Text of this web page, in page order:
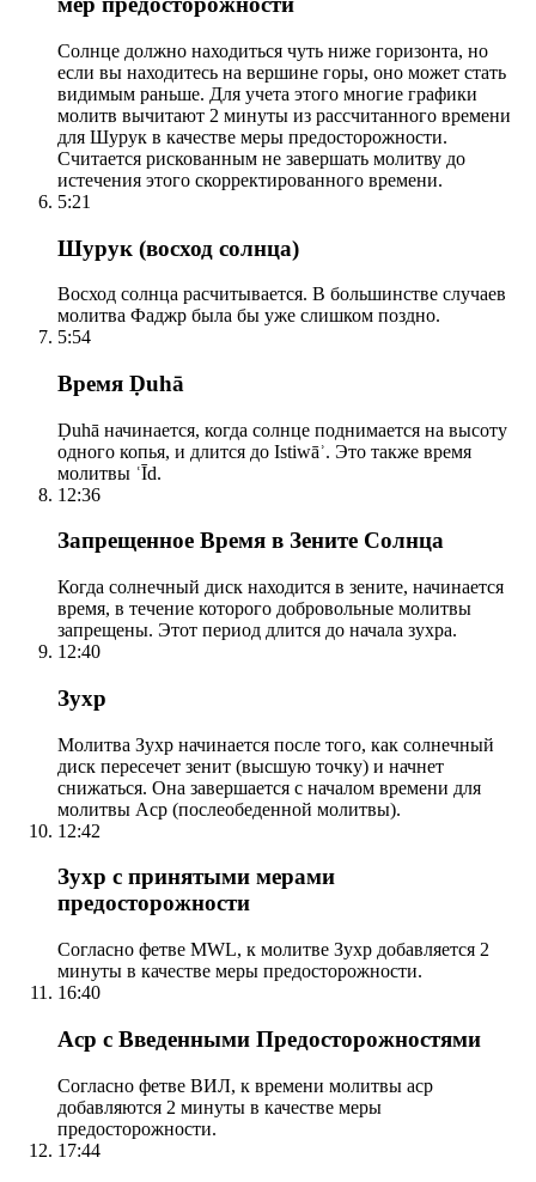
Солнце должно находиться чуть ниже горизонта, но
если вы находитесь на вершине горы, оно может стать
видимым раньше. Для учета этого многие графики
молитв вычитают 2 минуты из рассчитанного времени
для Шурук в качестве меры предосторожности.
Считается рискованным не завершать молитву до
истечения этого скорректированного времени.
5:21
Шурук (восход солнца)
Восход солнца расчитывается. В большинстве случаев
молитва Фаджр была бы уже слишком поздно.
5:54
Время Ḍuhā
Ḍuhā начинается, когда солнце поднимается на высоту
одного копья, и длится до Istiwāʾ. Это также время
молитвы ʿĪd.
12:36
Запрещенное Время в Зените Солнца
Когда солнечный диск находится в зените, начинается
время, в течение которого добровольные молитвы
запрещены. Этот период длится до начала зухра.
12:40
Зухр
Молитва Зухр начинается после того, как солнечный
диск пересечет зенит (высшую точку) и начнет
снижаться. Она завершается с началом времени для
молитвы Аср (послеобеденной молитвы).
12:42
Зухр с принятыми мерами
предосторожности
Согласно фетве MWL, к молитве Зухр добавляется 2
минуты в качестве меры предосторожности.
16:40
Аср с Введенными Предосторожностями
Согласно фетве ВИЛ, к времени молитвы аср
добавляются 2 минуты в качестве меры
предосторожности.
17:44